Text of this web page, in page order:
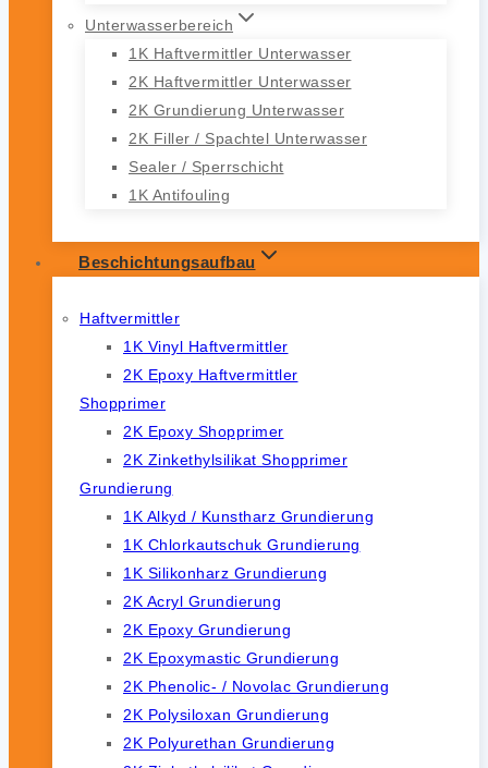
Unterwasserbereich
1K Haftvermittler Unterwasser
2K Haftvermittler Unterwasser
2K Grundierung Unterwasser
2K Filler / Spachtel Unterwasser
Sealer / Sperrschicht
1K Antifouling
Beschichtungsaufbau
Haftvermittler
1K Vinyl Haftvermittler
2K Epoxy Haftvermittler
Shopprimer
2K Epoxy Shopprimer
2K Zinkethylsilikat Shopprimer
Grundierung
1K Alkyd / Kunstharz Grundierung
1K Chlorkautschuk Grundierung
1K Silikonharz Grundierung
2K Acryl Grundierung
2K Epoxy Grundierung
2K Epoxymastic Grundierung
2K Phenolic- / Novolac Grundierung
2K Polysiloxan Grundierung
2K Polyurethan Grundierung